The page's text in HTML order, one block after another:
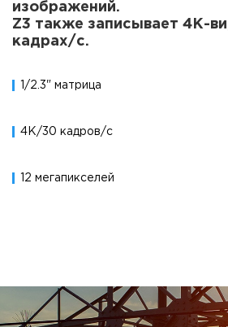
изображений.
Z3 также записывает 4К-
кадрах/с.
1/2.3" матрица
4K/30 кадров/с
12 мегапикселей